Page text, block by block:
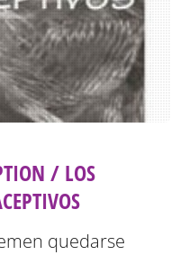
/ LOS
quedarse